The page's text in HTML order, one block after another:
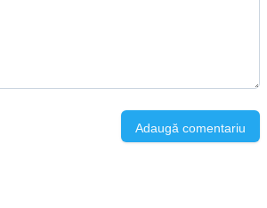
Adaugă comentariu